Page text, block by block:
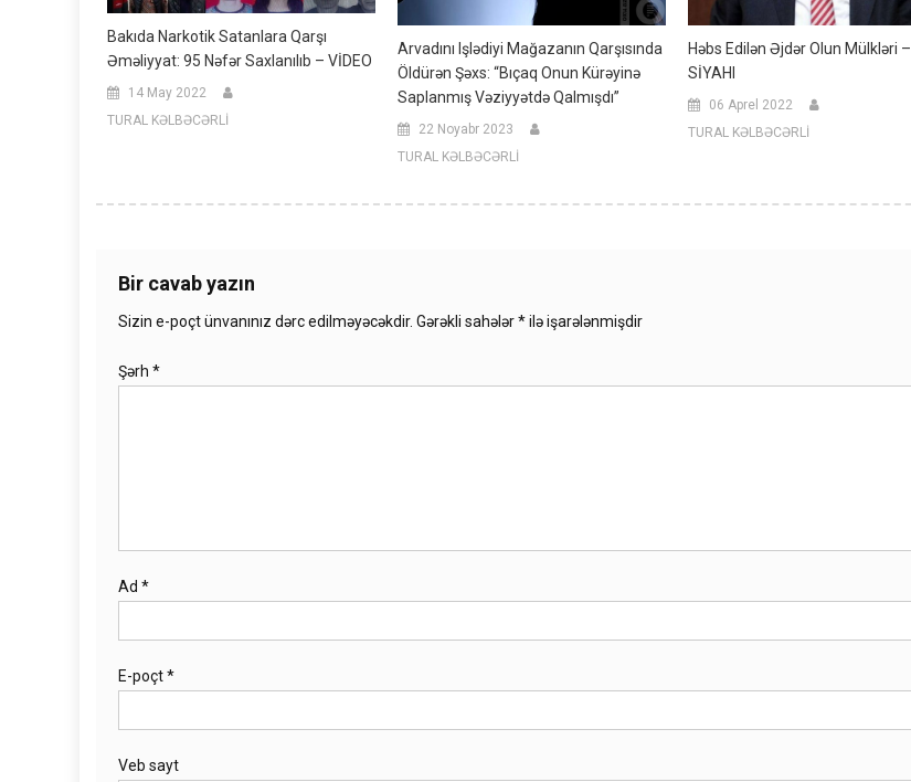
Bakıda Narkotik Satanlara Qarşı
Əməliyyat: 95 Nəfər Saxlanılıb – VİDEO
14 May 2022
TURAL KƏLBƏCƏRLİ
Arvadını Işlədiyi Mağazanın Qarşısında
Öldürən Şəxs: “Bıçaq Onun Kürəyinə
Saplanmış Vəziyyətdə Qalmışdı”
22 Noyabr 2023
TURAL KƏLBƏCƏRLİ
Həbs Edilən Əjdər Olun Mülkləri –
SİYAHI
06 Aprel 2022
TURAL KƏLBƏCƏRLİ
Bir cavab yazın
Sizin e-poçt ünvanınız dərc edilməyəcəkdir. Gərəkli sahələr*ilə işarələnmişdir
Şərh *
Ad *
E-poçt*
Veb sayt